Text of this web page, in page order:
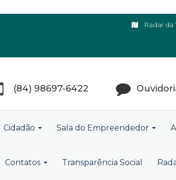
Radar da
(84) 98697-6422
Cidadão Sala do Empreendedor
Contatos Transparência Social